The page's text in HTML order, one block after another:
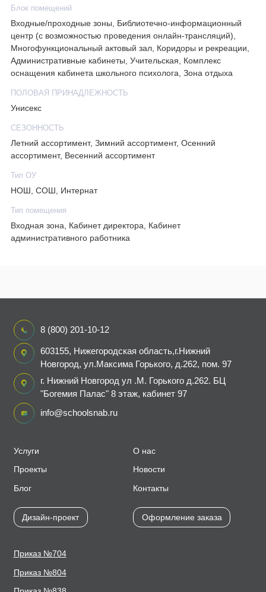
Блок помещений
Входные/проходные зоны, Библиотечно-информационный
центр (с возможностью проведения онлайн-трансляций),
Многофункциональный актовый зал, Коридоры и рекреации,
Административные кабинеты, Учительская, Комплекс
оснащения кабинета школьного психолога, Зона отдыха
ПОЛОВАЯ ПРИНАДЛЕЖНОСТЬ
Унисекс
СЕЗОННОСТЬ
Летний ассортимент, Зимний ассортимент, Осенний
ассортимент, Весенний ассортимент
Тип ОУ
НОШ, СОШ, Интернат
Тип помещения
Входная зона, Кабинет директора, Кабинет
административного работника
Услуги
Проекты
Блог
Дизайн-проект
О нас
Новости
Контакты
Оформление заказа
Приказ №704
Приказ №804
8 (800) 201-10-12
603155, Нижегородская область,г.Нижний
Новгород, ул.Максима Горького, д.262, пом. 97
г. Нижний Новгород ул .М. Горького д.262. БЦ
"Богемия Палас" 8 этаж, кабинет 97
info@schoolsnab.ru